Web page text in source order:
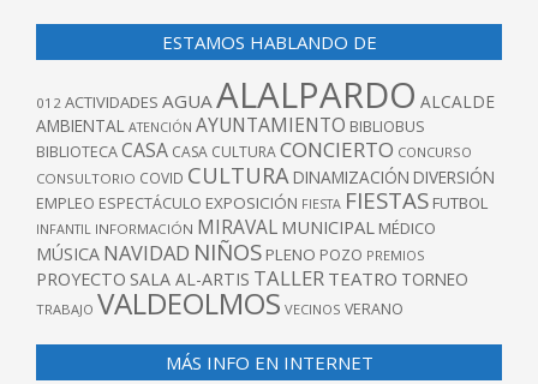
ESTAMOS HABLANDO DE
012 ACTIVIDADES AGUA ALALPARDO ALCALDE
AMBIENTAL ATENCIÓN AYUNTAMIENTO BIBLIOBUS
BIBLIOTECACASA CASA CULTURACONCIERTO CONCURSO
CONSULTORIO COVID CULTURA DINAMIZACIÓN DIVERSIÓN
EMPLEO ESPECTÁCULO EXPOSICIÓN FIESTA FIESTAS FUTBOL
INFANTIL INFORMACIÓN MIRAVAL MUNICIPAL MÉDICO
MÚSICA NAVIDAD NIÑOS PLENO POZO PREMIOS
PROYECTO SALA AL-ARTIS TALLER TEATRO TORNEO
TRABAJO VALDEOLMOS VECINOS VERANO
MÁS INFO EN INTERNET